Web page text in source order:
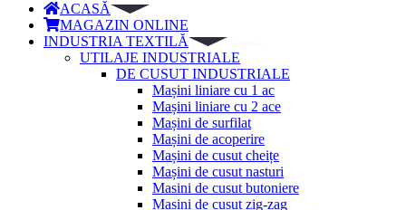
ACASĂ
MAGAZIN ONLINE
INDUSTRIA TEXTILĂ
UTILAJE INDUSTRIALE
DE CUSUT INDUSTRIALE
Mașini liniare cu 1 ac
Mașini liniare cu 2 ace
Mașini de surfilat
Mașini de acoperire
Mașini de cusut cheițe
Mașini de cusut nasturi
Masini de cusut butoniere
Mașini de cusut zig-zag